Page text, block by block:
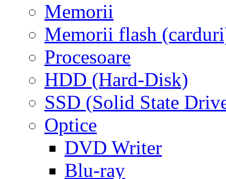
Memorii
Memorii flash
Procesoare
HDD (Hard-Disk)
SSD (Solid State
Optice
DVD Writer
Blu-ray